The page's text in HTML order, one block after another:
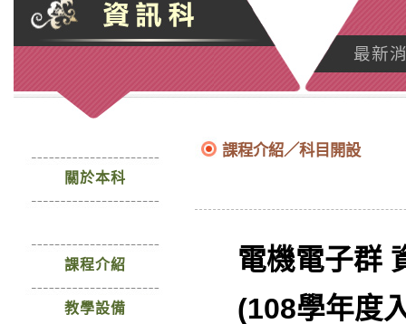
最新
關於本科
課程介紹
教學設備
課程介紹／科目開設
電機電子群 資
(108學年度